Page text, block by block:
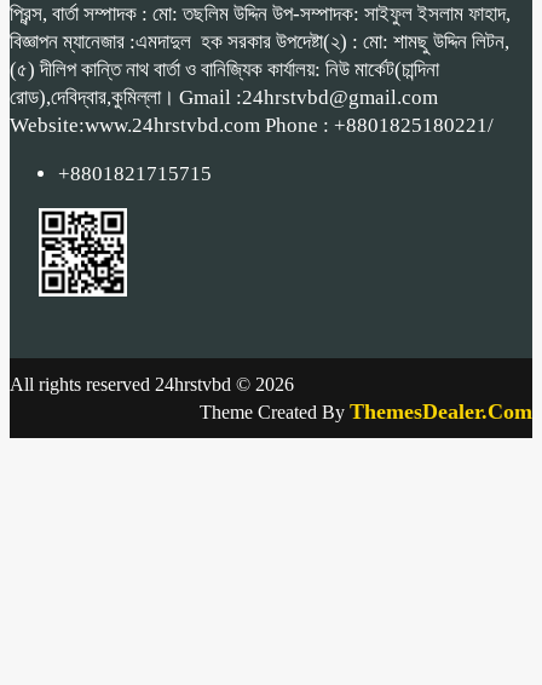
প্রিন্স, বার্তা সম্পাদক : মো: তছলিম উদ্দিন উপ-সম্পাদক: সাইফুল ইসলাম ফাহাদ,
বিজ্ঞাপন ম্যানেজার :এমদাদুল হক সরকার উপদেষ্টা(২) : মো: শামছু উদ্দিন লিটন,
(৫) দীলিপ কান্তি নাথ বার্তা ও বানিজ্যিক কার্যালয়: নিউ মার্কেট(চান্দিনা
রোড),দেবিদ্বার,কুমিল্লা। Gmail :24hrstvbd@gmail.com
Website:www.24hrstvbd.com Phone : +8801825180221/
+8801821715715
All rights reserved 24hrstvbd © 2026
Theme Created By ThemesDealer.Com